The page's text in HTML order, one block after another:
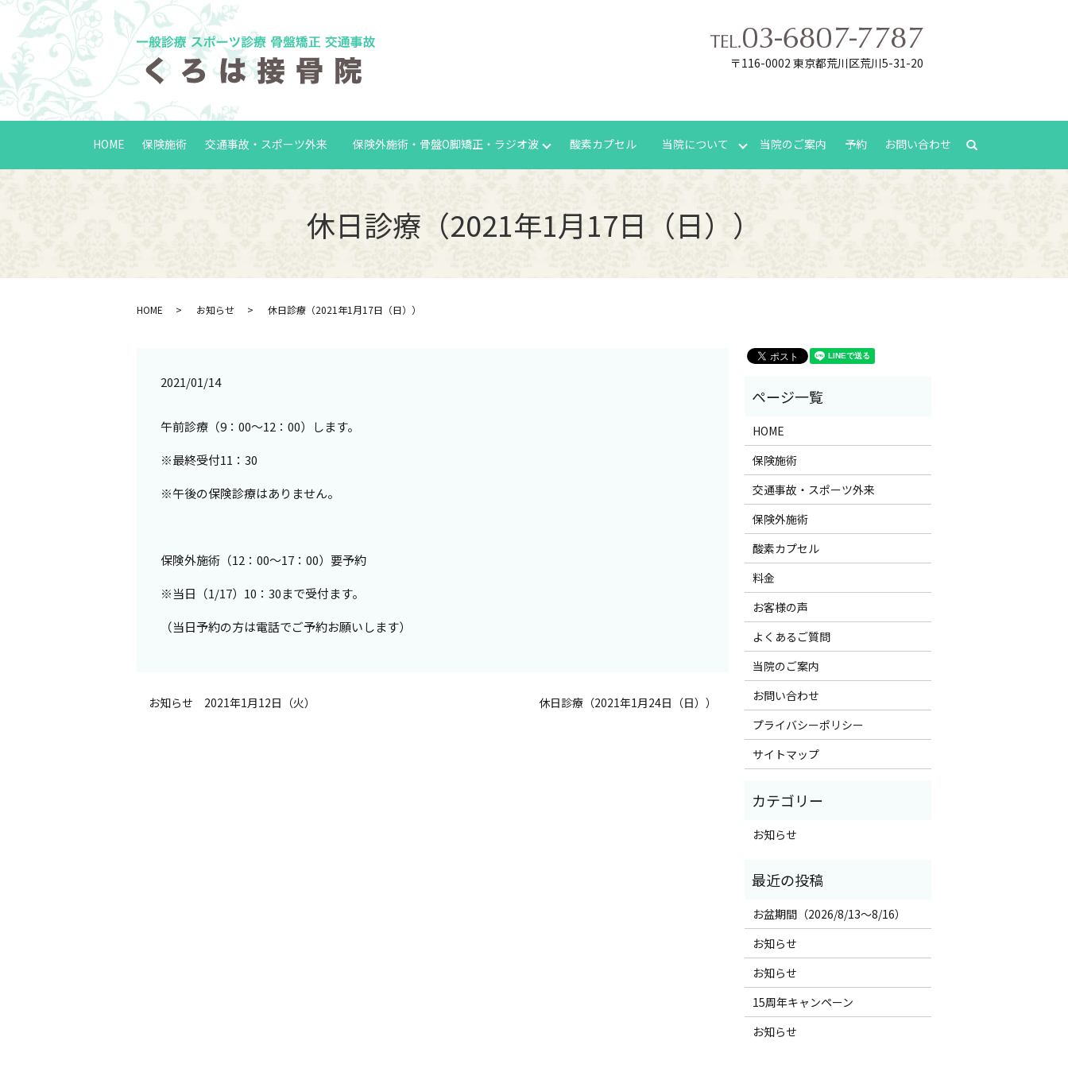
〒116-0002 東京都荒川区荒川5-31-20
HOME 保険施術 交通事故・スポーツ外来 保険外施術・骨盤O脚矯正・ラジオ波 酸素カプセル 当院について 当院のご案内 予約 お問い合わせ search
休日診療（2021年1月17日（日））
HOME お知らせ 休日診療（2021年1月17日（日））
2021/01/14
午前診療（9：00～12：00）します。
※最終受付11：30
※午後の保険診療はありません。
保険外施術（12：00～17：00）要予約
※当日（1/17）10：30まで受付ます。
（当日予約の方は電話でご予約お願いします）
お知らせ 2021年1月12日（火） 休日診療（2021年1月24日（日））
HOME
保険施術
交通事故・スポーツ外来
保険外施術
酸素カプセル
料金
お客様の声
よくあるご質問
当院のご案内
お問い合わせ
プライバシーポリシー
サイトマップ
お知らせ
お盆期間（2026/8/13～8/16）
お知らせ
お知らせ
15周年キャンペーン
お知らせ